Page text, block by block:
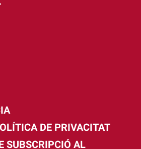
DE PRIVACITAT
SUBSCRIPCIÓ AL